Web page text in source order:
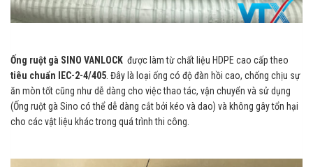
Ống ruột gà SINO VANLOCK được làm từ chất liệu HDPE cao cấp theo
tiêu chuẩn IEC-2-4/405 . Đây là loại ống có độ đàn hồi cao, chống chịu sự
ăn mòn tốt cũng như dễ dàng cho việc thao tác, vận chuyển và sử dụng
(Ống ruột gà Sino có thể dễ dàng cắt bởi kéo và dao) và không gây tổn hại
cho các vật liệu khác trong quá trình thi công.